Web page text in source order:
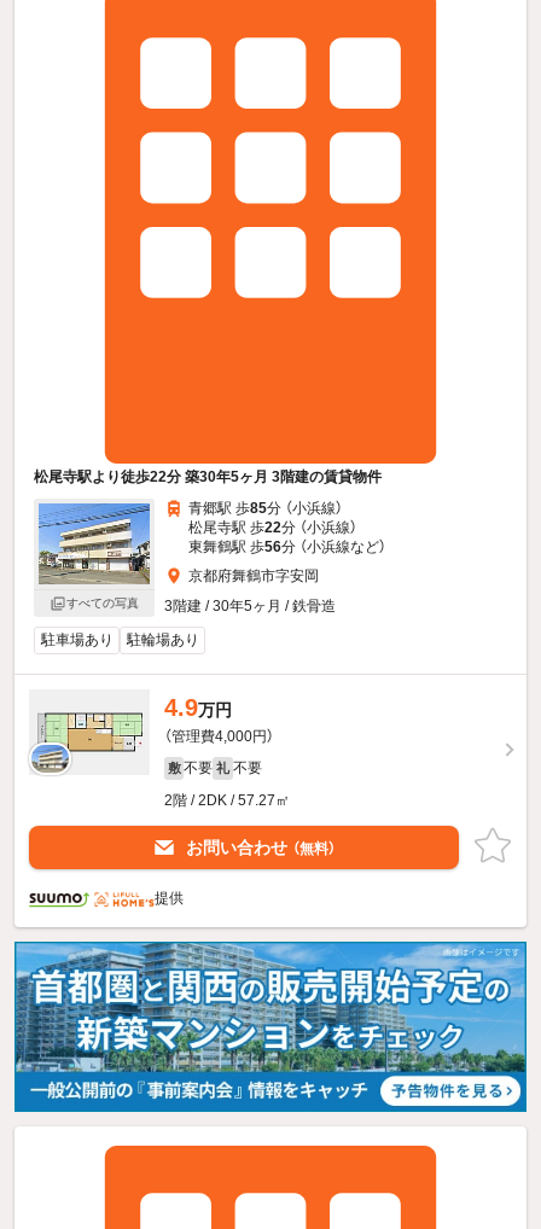
松尾寺駅より徒歩22分 築30年5ヶ月 3階建の賃貸物件
すべての写真
青郷駅 歩85分 （小浜線）
松尾寺駅 歩22分 （小浜線）
東舞鶴駅 歩56分 （小浜線など）
京都府舞鶴市字安岡
3階建 / 30年5ヶ月 / 鉄骨造
駐車場あり 駐輪場あり
4.9万円
（管理費4,000円）
敷 不要 礼 不要
2階 / 2DK / 57.27㎡
お問い合わせ （無料）
提供